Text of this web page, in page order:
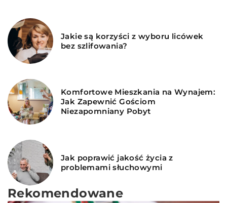
Jakie są korzyści z wyboru licówek
bez szlifowania?
Komfortowe Mieszkania na Wynajem:
Jak Zapewnić Gościom
Niezapomniany Pobyt
Jak poprawić jakość życia z
problemami słuchowymi
Rekomendowane